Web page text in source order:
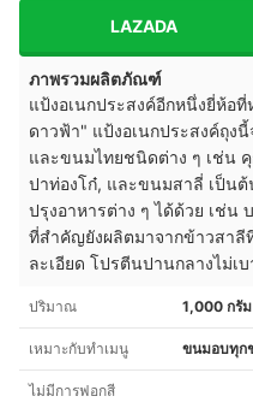
LAZADA
ภาพรวมผลิตภัณฑ์
แป้งอเนกประสงค์อีกหนึ่งยี่ห้อ
ดาวฟ้า" แป้งอเนกประสงค์ถุง
และขนมไทยชนิดต่าง ๆ เช่น
ปาท่องโก๋, และขนมสาลี่ เป็นต้
ปรุงอาหารต่าง ๆ ได้ด้วย เช่น
ที่สำคัญยังผลิตมาจากข้าวสาลี
ละเอียด โปรตีนปานกลางไม่เ
ปริมาณ 1,000 กรัม
เหมาะกับทำเมนู ขนมอบทุก
ไม่มีการฟอกสี